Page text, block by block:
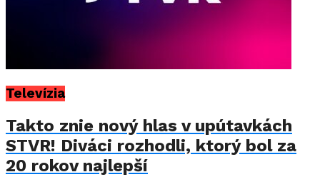
Televízia
Takto znie nový hlas v upútavkách
STVR! Diváci rozhodli, ktorý bol za
20 rokov najlepší